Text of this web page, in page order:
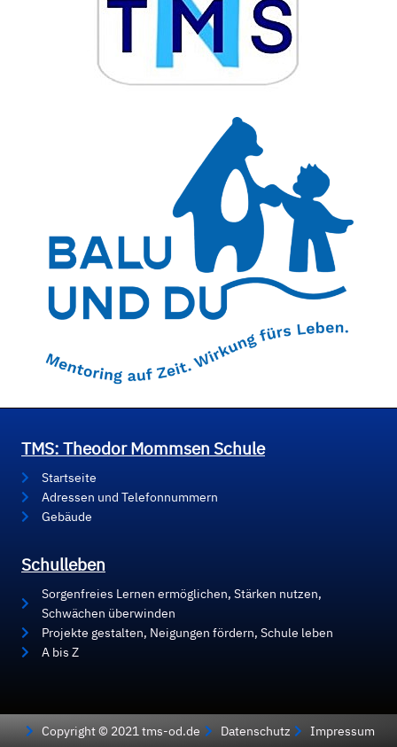
TMS: Theodor Mommsen Schule
Startseite
Adressen und Telefonnummern
Gebäude
Schulleben
Sorgenfreies Lernen ermöglichen, Stärken nutzen,
Schwächen überwinden
Projekte gestalten, Neigungen fördern, Schule leben
A bis Z
Copyright © 2021 tms-od.de Datenschutz Impressum